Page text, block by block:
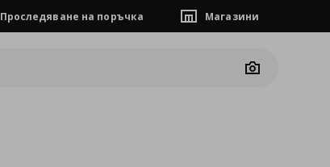
Проследяване на поръчка Магазини
Camera